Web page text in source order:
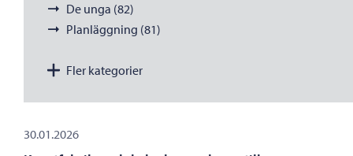
De unga (82)
Planläggning (81)
Fler kategorier
30.01.2026